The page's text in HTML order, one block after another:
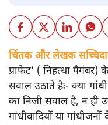
चिंतक और लेखक
प्राफेट’ ( निहत्था
सवाल उठाते हैः- क्या
का निजी सवाल है, न ही
गांधीवादियों या